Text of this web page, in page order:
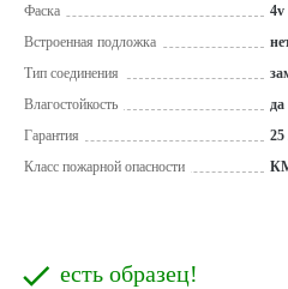
Фаска
4v
Встроенная подложка
Тип соединения
Влагостойкость
да
Гарантия
25
Класс пожарной опасности
есть образец!